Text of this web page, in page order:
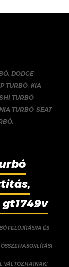
, DODGE
TURBÓ, KIA
TURBÓ,
TURBÓ, SEAT
,
FELÚJÍTÁSRA ÉS
VÁLTOZHATNAK!